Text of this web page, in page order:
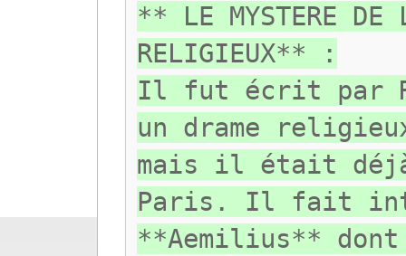
** LE MYSTERE DE
RELIGIEUX** :
Il fut écrit par
un drame
mais il était
Paris. Il fait
**Aemilius**